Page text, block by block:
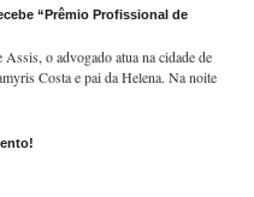
“Prêmio Profissional de
o advogado atua na cidade de
Costa e pai da Helena. Na noite